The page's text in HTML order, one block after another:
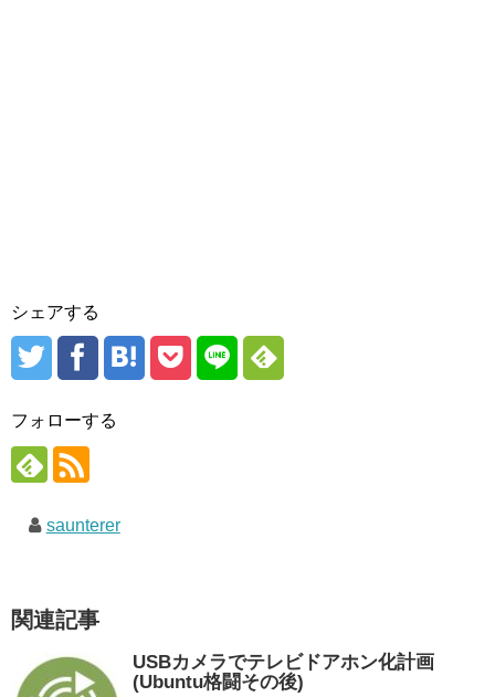
シェアする
フォローする
saunterer
関連記事
USBカメラでテレビドアホン化計画
(Ubuntu格闘その後)